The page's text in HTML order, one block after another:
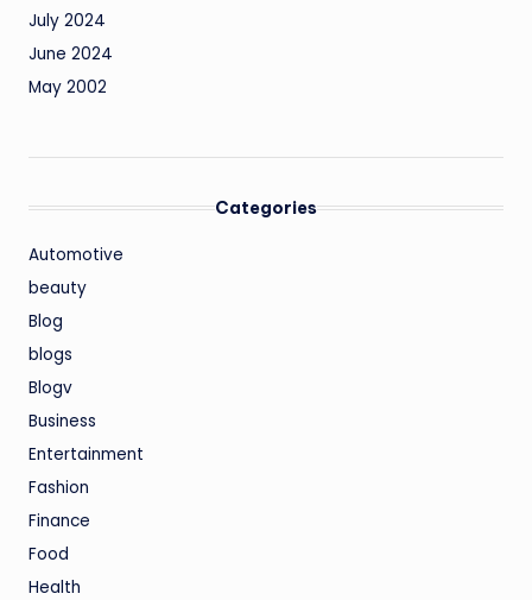
July 2024
June 2024
May 2002
Categories
Automotive
beauty
Blog
blogs
Blogv
Business
Entertainment
Fashion
Finance
Food
Health